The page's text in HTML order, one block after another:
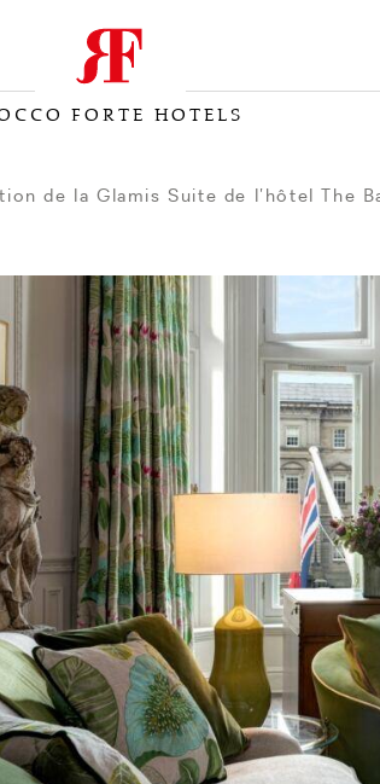
ROCCO FORTE HOTELS
de la Glamis Suite de l’hôtel The